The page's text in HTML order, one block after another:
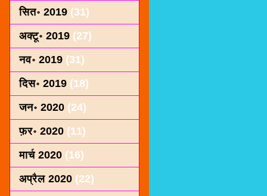
सित॰ 2019 (31)
अक्टू॰ 2019 (27)
नव॰ 2019 (31)
दिस॰ 2019 (18)
जन॰ 2020 (24)
फ़र॰ 2020 (11)
मार्च 2020 (16)
अप्रैल 2020 (22)